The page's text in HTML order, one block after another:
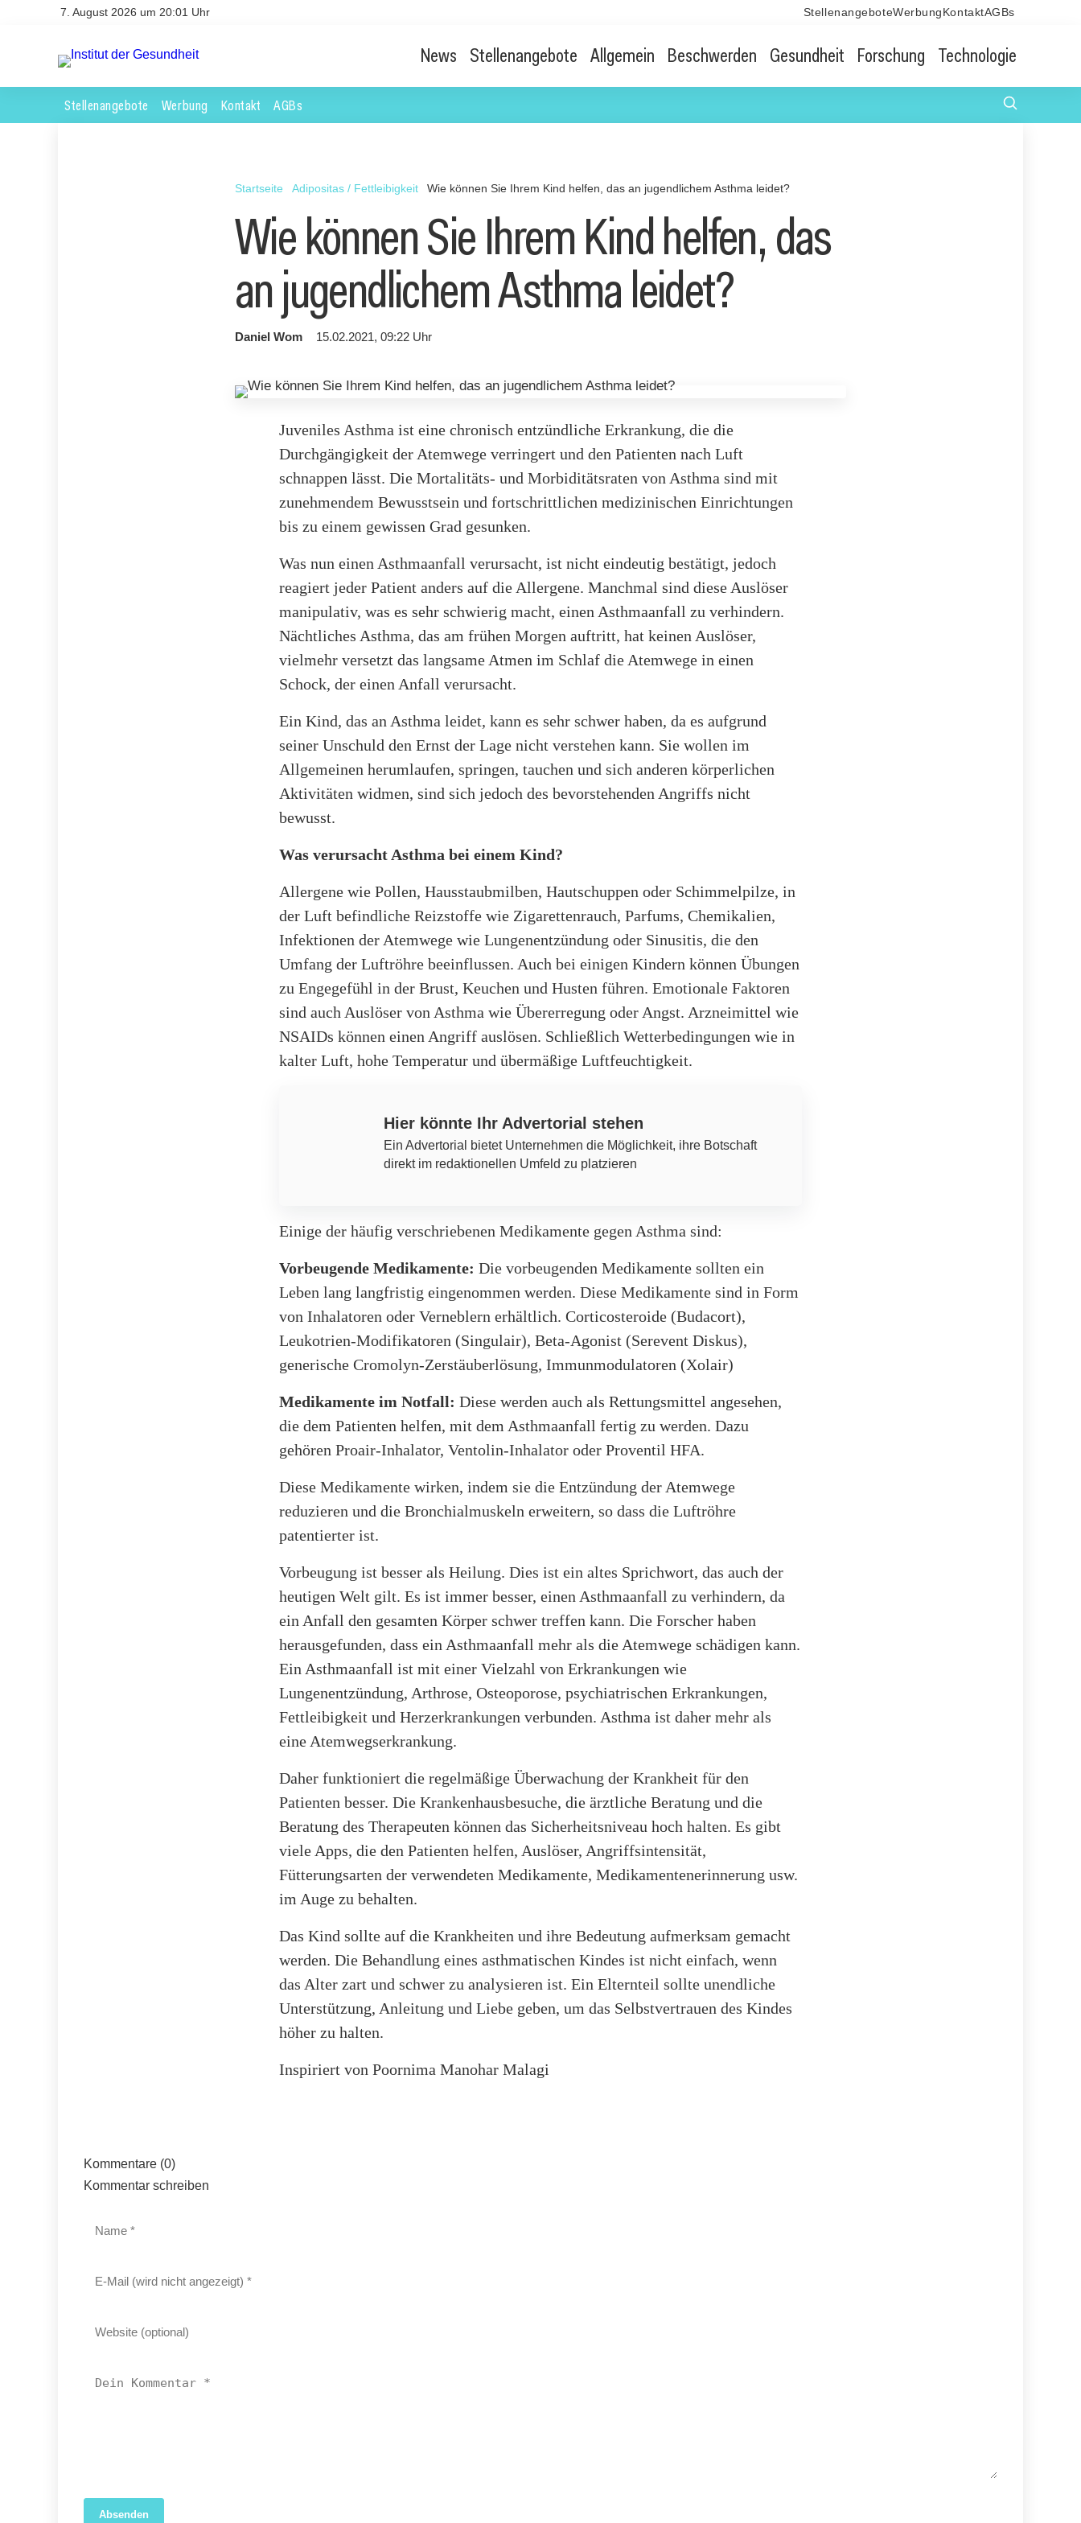
7. August 2026 um 20:01 Uhr StellenangeboteWerbung KontaktAGBs
News Stellenangebote Allgemein Beschwerden Gesundheit Forschung Technologie
Stellenangebote Werbung Kontakt AGBs
Startseite Adipositas / Fettleibigkeit Wie können Sie Ihrem Kind helfen, das an jugendlichem Asthma leidet?
Wie können Sie Ihrem Kind helfen, das
an jugendlichem Asthma leidet?
Daniel Wom 15.02.2021, 09:22 Uhr
Juveniles Asthma ist eine chronisch entzündliche Erkrankung, die die
Durchgängigkeit der Atemwege verringert und den Patienten nach Luft
schnappen lässt. Die Mortalitäts- und Morbiditätsraten von Asthma sind mit
zunehmendem Bewusstsein und fortschrittlichen medizinischen Einrichtungen
bis zu einem gewissen Grad gesunken.
Was nun einen Asthmaanfall verursacht, ist nicht eindeutig bestätigt, jedoch
reagiert jeder Patient anders auf die Allergene. Manchmal sind diese Auslöser
manipulativ, was es sehr schwierig macht, einen Asthmaanfall zu verhindern.
Nächtliches Asthma, das am frühen Morgen auftritt, hat keinen Auslöser,
vielmehr versetzt das langsame Atmen im Schlaf die Atemwege in einen
Schock, der einen Anfall verursacht.
Ein Kind, das an Asthma leidet, kann es sehr schwer haben, da es aufgrund
seiner Unschuld den Ernst der Lage nicht verstehen kann. Sie wollen im
Allgemeinen herumlaufen, springen, tauchen und sich anderen körperlichen
Aktivitäten widmen, sind sich jedoch des bevorstehenden Angriffs nicht
bewusst.
Was verursacht Asthma bei einem Kind?
Allergene wie Pollen, Hausstaubmilben, Hautschuppen oder Schimmelpilze, in
der Luft befindliche Reizstoffe wie Zigarettenrauch, Parfums, Chemikalien,
Infektionen der Atemwege wie Lungenentzündung oder Sinusitis, die den
Umfang der Luftröhre beeinflussen. Auch bei einigen Kindern können Übungen
zu Engegefühl in der Brust, Keuchen und Husten führen. Emotionale Faktoren
sind auch Auslöser von Asthma wie Übererregung oder Angst. Arzneimittel wie
NSAIDs können einen Angriff auslösen. Schließlich Wetterbedingungen wie in
kalter Luft, hohe Temperatur und übermäßige Luftfeuchtigkeit.
Hier könnte Ihr Advertorial stehen
Ein Advertorial bietet Unternehmen die Möglichkeit, ihre Botschaft
direkt im redaktionellen Umfeld zu platzieren
Einige der häufig verschriebenen Medikamente gegen Asthma sind:
Vorbeugende Medikamente: Die vorbeugenden Medikamente sollten ein
Leben lang langfristig eingenommen werden. Diese Medikamente sind in Form
von Inhalatoren oder Verneblern erhältlich. Corticosteroide (Budacort),
Leukotrien-Modifikatoren (Singulair), Beta-Agonist (Serevent Diskus),
generische Cromolyn-Zerstäuberlösung, Immunmodulatoren (Xolair)
Medikamente im Notfall: Diese werden auch als Rettungsmittel angesehen,
die dem Patienten helfen, mit dem Asthmaanfall fertig zu werden. Dazu
gehören Proair-Inhalator, Ventolin-Inhalator oder Proventil HFA.
Diese Medikamente wirken, indem sie die Entzündung der Atemwege
reduzieren und die Bronchialmuskeln erweitern, so dass die Luftröhre
patentierter ist.
Vorbeugung ist besser als Heilung. Dies ist ein altes Sprichwort, das auch der
heutigen Welt gilt. Es ist immer besser, einen Asthmaanfall zu verhindern, da
ein Anfall den gesamten Körper schwer treffen kann. Die Forscher haben
herausgefunden, dass ein Asthmaanfall mehr als die Atemwege schädigen kann.
Ein Asthmaanfall ist mit einer Vielzahl von Erkrankungen wie
Lungenentzündung, Arthrose, Osteoporose, psychiatrischen Erkrankungen,
Fettleibigkeit und Herzerkrankungen verbunden. Asthma ist daher mehr als
eine Atemwegserkrankung.
Daher funktioniert die regelmäßige Überwachung der Krankheit für den
Patienten besser. Die Krankenhausbesuche, die ärztliche Beratung und die
Beratung des Therapeuten können das Sicherheitsniveau hoch halten. Es gibt
viele Apps, die den Patienten helfen, Auslöser, Angriffsintensität,
Fütterungsarten der verwendeten Medikamente, Medikamentenerinnerung usw.
im Auge zu behalten.
Das Kind sollte auf die Krankheiten und ihre Bedeutung aufmerksam gemacht
werden. Die Behandlung eines asthmatischen Kindes ist nicht einfach, wenn
das Alter zart und schwer zu analysieren ist. Ein Elternteil sollte unendliche
Unterstützung, Anleitung und Liebe geben, um das Selbstvertrauen des Kindes
höher zu halten.
Inspiriert von Poornima Manohar Malagi
Kommentare (0)
Kommentar schreiben
Absenden